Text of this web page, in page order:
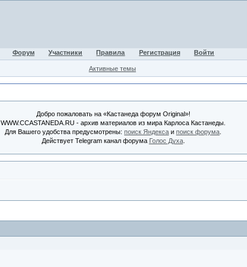
Форум Участники Правила Регистрация Войти
Активные темы
Добро пожаловать на «Кастанеда форум Original»!
WWW.CCASTANEDA.RU - архив материалов из мира Карлоса Кастанеды.
Для Вашего удобства предусмотрены:поиск Яндекса ипоиск форума
Действует Telegram канал форума Голос Духа.